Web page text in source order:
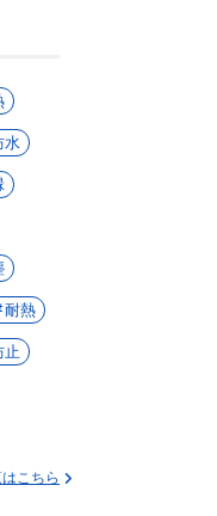
水
耐熱
止
こちら